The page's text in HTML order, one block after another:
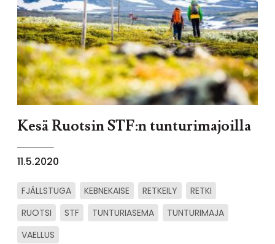
Kesä Ruotsin STF:n tunturimajoilla
11.5.2020
FJÄLLSTUGA KEBNEKAISE RETKEILY
RETKI
RUOTSI
STF TUNTURIASEMA
TUNTURIMAJA
VAELLUS